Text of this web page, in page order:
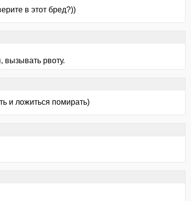
в этот бред?))
вызывать рвоту.
и ложиться помирать)